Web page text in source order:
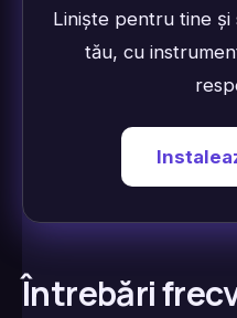
Liniște pentru tine
tău, cu
Întrebări